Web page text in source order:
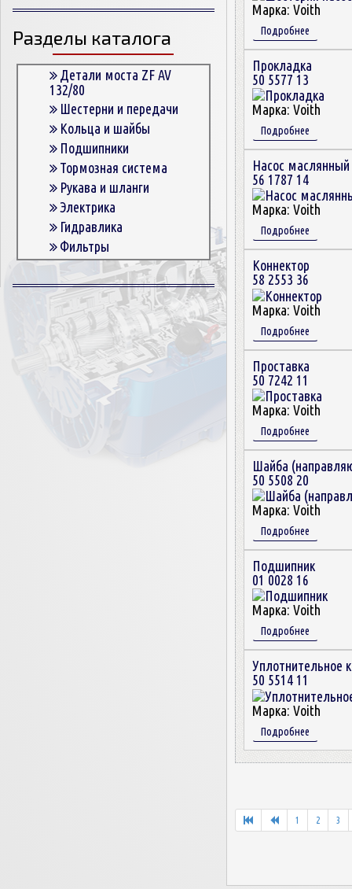
854.3
854.3E
854.5
863
863.3
863.3E
864.5
Разделы каталога
Детали моста ZF AV
132/80
Шестерни и передачи
Кольца и шайбы
Подшипники
Тормозная система
Рукава и шланги
Электрика
Гидравлика
Фильтры
Корпусные детали
Пружины и болты
Прокладки и уплотнители
Втулки
Сцепление
Марка: Voith
Подробнее
Прокладка
50 5577 13
Марка: Voith
Подробнее
Насос маслянный
56 1787 14
Марка: Voith
Подробнее
Коннектор
58 2553 36
Марка: Voith
Подробнее
Проставка
50 7242 11
Марка: Voith
Подробнее
Шайба
50 5508 20
Марка: Voith
Подробнее
Подшипник
01 0028 16
Марка: Voith
Подробнее
Уплотнительное
50 5514 11
Марка: Voith
Подробнее
1 2 3